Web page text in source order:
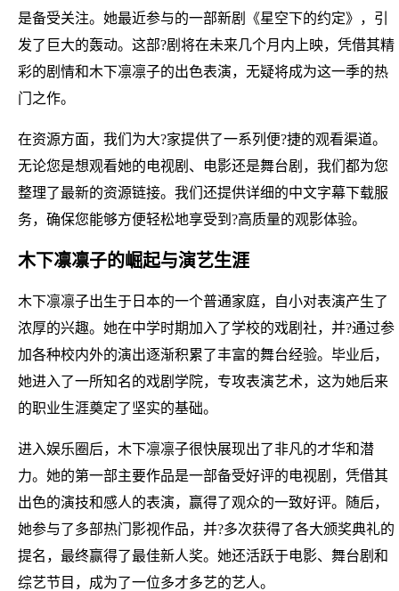
是备受关注。她最近参与的一部新剧《星空下的约定》，引
发了巨大的轰动。这部?剧将在未来几个月内上映，凭借其精
彩的剧情和木下凛凛子的出色表演，无疑将成为这一季的热
门之作。
在资源方面，我们为大?家提供了一系列便?捷的观看渠道。
无论您是想观看她的电视剧、电影还是舞台剧，我们都为您
整理了最新的资源链接。我们还提供详细的中文字幕下载服
务，确保您能够方便轻松地享受到?高质量的观影体验。
木下凛凛子的崛起与演艺生涯
木下凛凛子出生于日本的一个普通家庭，自小对表演产生了
浓厚的兴趣。她在中学时期加入了学校的戏剧社，并?通过参
加各种校内外的演出逐渐积累了丰富的舞台经验。毕业后，
她进入了一所知名的戏剧学院，专攻表演艺术，这为她后来
的职业生涯奠定了坚实的基础。
进入娱乐圈后，木下凛凛子很快展现出了非凡的才华和潜
力。她的第一部主要作品是一部备受好评的电视剧，凭借其
出色的演技和感人的表演，赢得了观众的一致好评。随后，
她参与了多部热门影视作品，并?多次获得了各大颁奖典礼的
提名，最终赢得了最佳新人奖。她还活跃于电影、舞台剧和
综艺节目，成为了一位多才多艺的艺人。